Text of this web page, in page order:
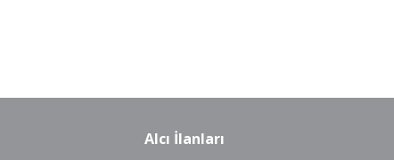
Alcı İlanları